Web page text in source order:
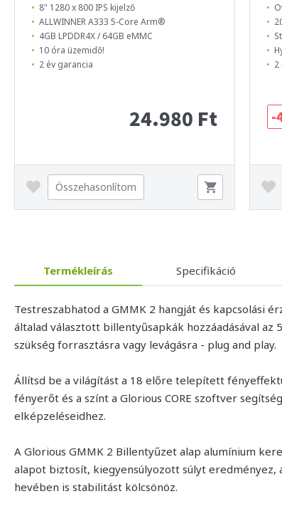
8" 1280 x 800 IPS kijelző
ALLWINNER A333 5-Core Arm®
4GB LPDDR4X / 64GB eMMC
10 óra üzemidő!
2 év garancia
24.980 Ft
Összehasonlítom
2
-
Termékleírás Specifikáció
Testreszabhatod a GMMK 2 hangját és kapcsolási
általad választott billentyűsapkák hozzáadásával az
szükség forrasztásra vagy levágásra - plug and play.
Állítsd be a világítást a 18 előre telepített
fényerőt és a színt a Glorious CORE szoftver
elképzeléseidhez.
A Glorious GMMK 2 Billentyűzet alap alumínium
alapot biztosít, kiegyensúlyozott súlyt
hevében is stabilitást kölcsönöz.